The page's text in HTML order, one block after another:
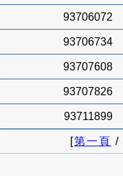
93706072
93706734
93707608
93707826
93711899
[第一頁 /